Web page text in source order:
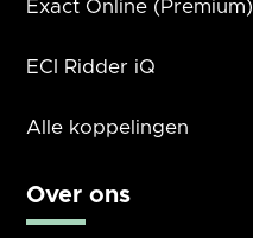
Exact Online (Premium)
ECI Ridder iQ
Alle koppelingen
Over ons